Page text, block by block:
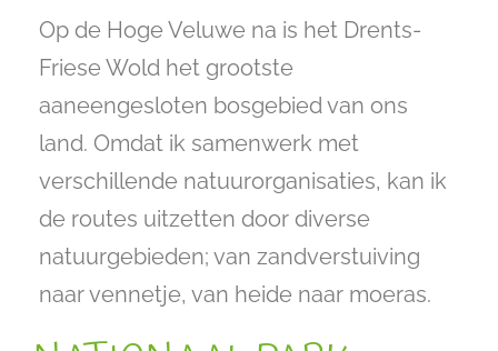
Op de Hoge Veluwe na is het Drents-
Friese Wold het grootste
aaneengesloten bosgebied van ons
land. Omdat ik samenwerk met
verschillende natuurorganisaties, kan ik
de routes uitzetten door diverse
natuurgebieden; van zandverstuiving
naar vennetje, van heide naar moeras.